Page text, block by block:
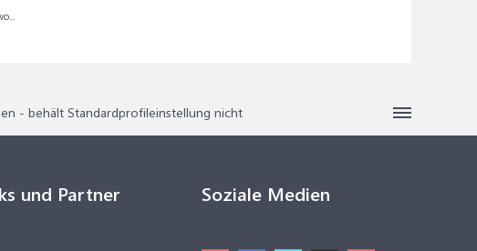
- behält Standardprofileinstellung nicht
und Partner Soziale Medien